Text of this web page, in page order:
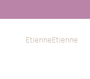
EtienneEtienne